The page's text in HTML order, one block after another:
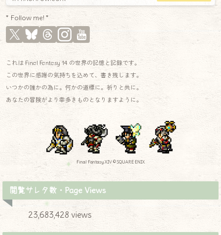
* Follow me! *
これは Final Fantasy 14 の世界の記憶と記録です。
この世界に感謝の気持ちを込めて、書き残します。
いつかの誰かの為に。何かの道標に。祈りと共に。
あなたの冒険がより幸多きものとなりますように。
Final Fantasy XIV © SQUARE ENIX
閲覧サレタ数・Page Views
23,683,428 views